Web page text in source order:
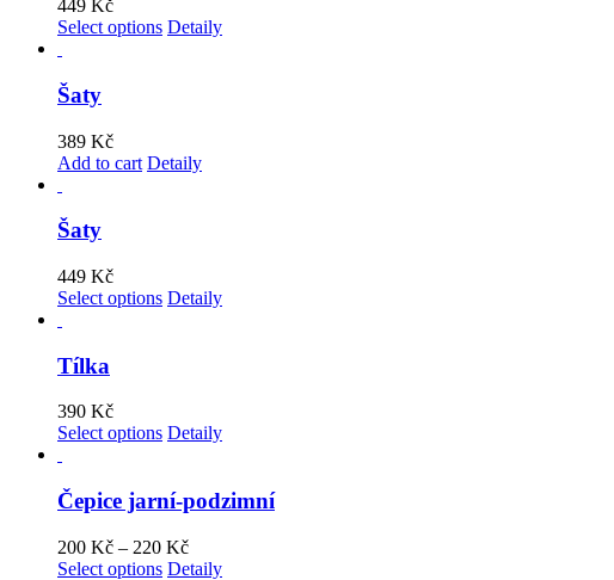
449 Kč
Select options Detaily
Šaty
389 Kč
Add to cart Detaily
Šaty
449 Kč
Select options Detaily
Tílka
390 Kč
Select options Detaily
Čepice jarní-podzimní
200 Kč – 220 Kč
Select options Detaily